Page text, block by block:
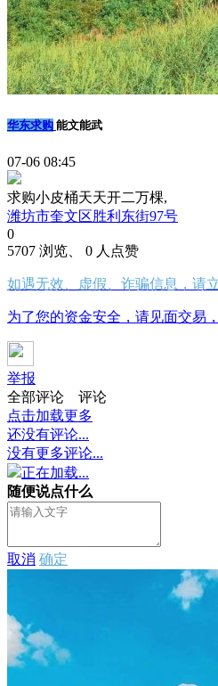
华东求购 能文能武
07-06 08:45
求购小皮桶天天开二万棵,
潍坊市奎文区胜利东街97号
0
5707 浏览、 0 人点赞
如遇无效、虚假、诈骗信息，请
为了您的资金安全，请见面交易
举报
全部评论
评论
点击加载更多
还没有评论...
没有更多评论...
正在加载...
随便说点什么
取消 确定